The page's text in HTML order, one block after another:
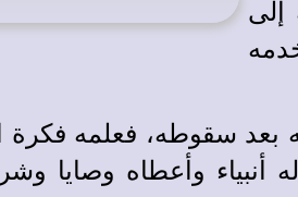
إلى
سقوطه، فعلمه فكرة
وأعطاه وصايا